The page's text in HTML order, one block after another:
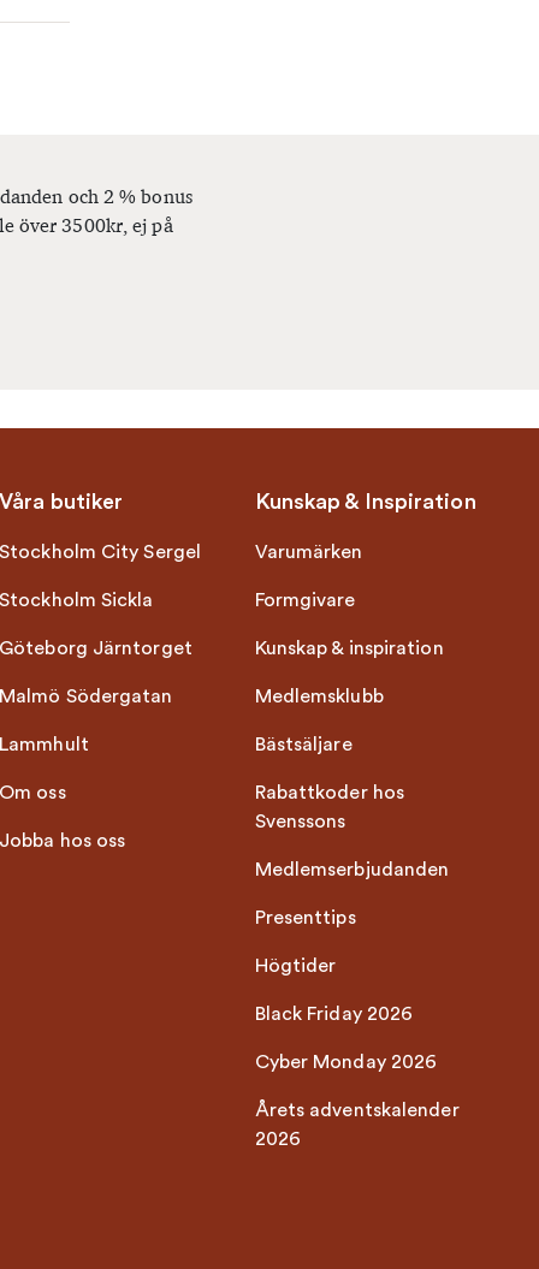
och 2 % bonus
över 3500kr, ej på
Våra butiker
Stockholm City Sergel
Stockholm Sickla
Göteborg Järntorget
Malmö Södergatan
Lammhult
Om oss
Jobba hos oss
Kunskap & Inspiration
Varumärken
Formgivare
Kunskap & inspiration
Medlemsklubb
Bästsäljare
Rabattkoder hos
Svenssons
Medlemserbjudanden
Presenttips
Högtider
Black Friday 2026
Cyber Monday 2026
Årets adventskalender
2026